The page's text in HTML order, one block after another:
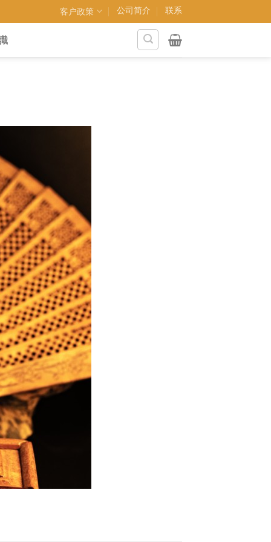
客户政策 公司简介 联系